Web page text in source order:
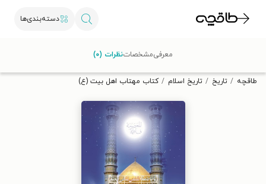
دسته‌بندی‌ها
تخفیف از طاقچه دریافت کن.
طاقچه تاریخ تاریخ اسلام کتاب مهتاب اهل بیت (ع)
معرفیمشخصاتنظرات (۰)